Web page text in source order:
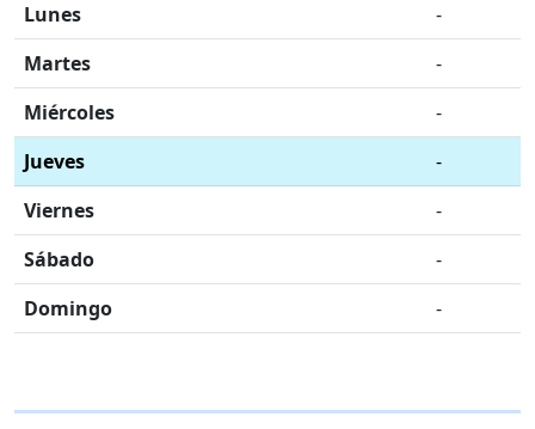
Lunes
-
Martes
-
Miércoles
-
Jueves
-
Viernes
-
Sábado
-
Domingo
-